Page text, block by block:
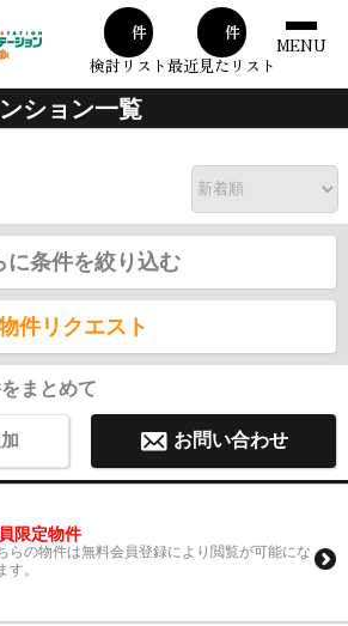
00件
検討リスト
00件
最近見たリスト
MENU
ション一覧
に条件を絞り込む
件リクエスト
まとめて
お問い合わせ
限定物件
らの物件は無料会員登録により閲覧が可能にな
す。